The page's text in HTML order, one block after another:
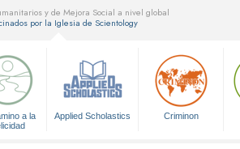
y de Mejora Social a nivel global
por la Iglesia de Scientology
a la
Applied Scholastics Criminon